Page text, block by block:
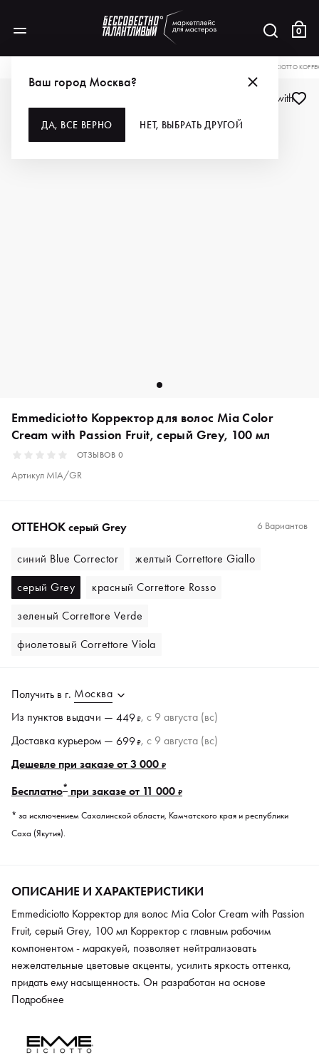
0
Ваш город Москва?
ДА, ВСЕ ВЕРНО НЕТ, ВЫБРАТЬ ДРУГОЙ
EMMEDICIOTTO
Emmediciotto Корректор для волос Mia Color
Cream with Passion Fruit, серый Grey, 100 мл
ОТЗЫВОВ 0
Артикул MIA/GR
ОТТЕНОКсерый Grey 6 Вариантов
синий Blue Corrector
желтый Correttore Giallo
серый Grey
красный Correttore Rosso
зеленый Correttore Verde
фиолетовый Correttore Viola
Получить в г. Москва
Из пунктов выдачи — 449₽, c 9 августа (вс)
Доставка курьером — 699₽, c 9 августа (вс)
Дешевле при заказе от 3 000 ₽
Бесплатно* при заказе от 11 000 ₽
* за исключением Сахалинской области, Камчатского края и республики
Саха (Якутия).
ОПИСАНИЕ И ХАРАКТЕРИСТИКИ
Emmediciotto Корректор для волос Mia Color Cream with Passion
Fruit, серый Grey, 100 мл Корректор с главным рабочим
компонентом - маракуей, позволяет нейтрализовать
нежелательные цветовые акценты, усилить яркость оттенка,
придать ему насыщенность. Он разработан на основе
инновационной формулы с низким содержанием аммиака, без
корректоре способствуют долгой носке цвета. Он бережно
окрашивает и безопасен для волос и кожи. Активные
Подробнее